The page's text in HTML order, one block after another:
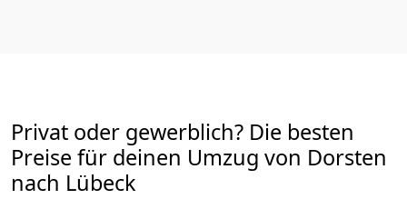
Privat oder gewerblich? Die besten
Preise für deinen Umzug von Dorsten
nach Lübeck